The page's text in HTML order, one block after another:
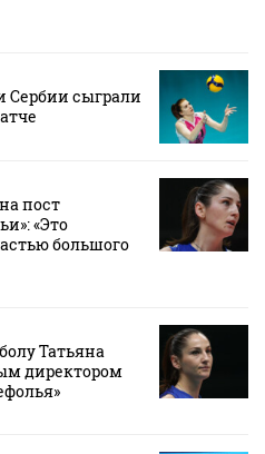
Сербии сыграли
пост
«Это
большого
Татьяна
директором